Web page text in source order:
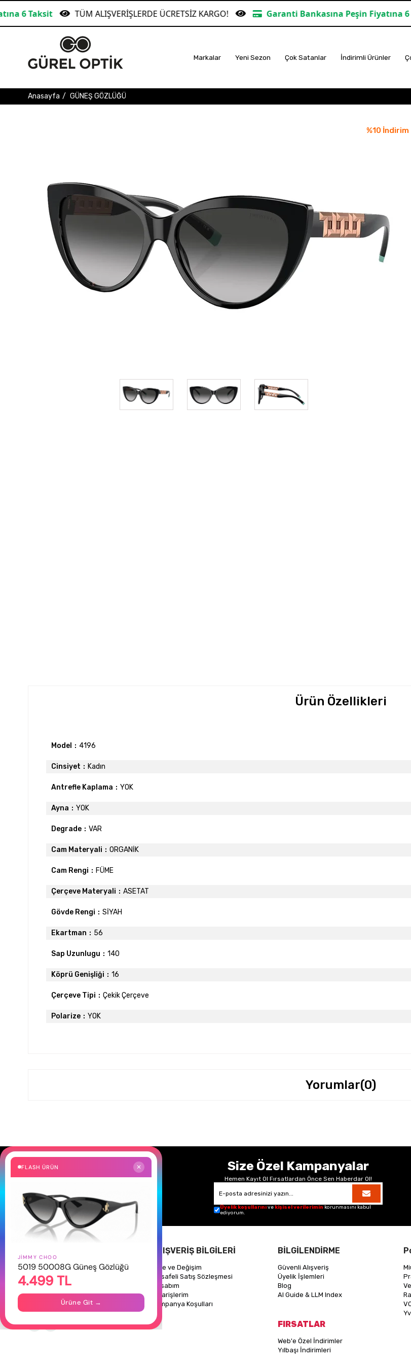
TÜM ALIŞVERİŞLERDE ÜCRETSİZ KARGO! Garanti Bankasına Peşin Fiyatına 6 Taksit
Markalar Yeni Sezon Çok Satanlar İndirimli Ürünler
Anasayfa GÜNEŞ GÖZLÜĞÜ
%10 İndirim
Ürün Özellikleri
Model 4196
Cinsiyet Kadın
Antrefle Kaplama YOK
Ayna YOK
Degrade VAR
Cam Materyali ORGANİK
Cam Rengi FÜME
Çerçeve Materyali ASETAT
Gövde Rengi SİYAH
Ekartman 56
Sap Uzunlugu 140
Köprü Genişliği 16
Çerçeve Tipi Çekik Çerçeve
Polarize YOK
Yorumlar(0)
Size Özel Kampanyalar
Hemen Kayıt Ol Fırsatlardan Önce Sen Haberdar Ol!
Üyelik koşullarınıve kişisel verilerimin korunmasını kabul
ediyorum.
Hakkımızda
Gizlilik Politikası
İletişim
Mağazalarımız
Takipte Kal
ALIŞVERİŞ BİLGİLERİ
İade ve Değişim
Mesafeli Satış Sözleşmesi
Hesabım
Siparişlerim
Kampanya Koşulları
BİLGİLENDİRME
Güvenli Alışveriş
Üyelik İşlemleri
Blog
AI Guide & LLM Index
FIRSATLAR
Web'e Özel İndirimler
Yılbaşı İndirimleri
FLASH ÜRÜN ✕
JIMMY CHOO
5019 50008G Güneş Gözlüğü
4.499 TL
Ürüne Git →